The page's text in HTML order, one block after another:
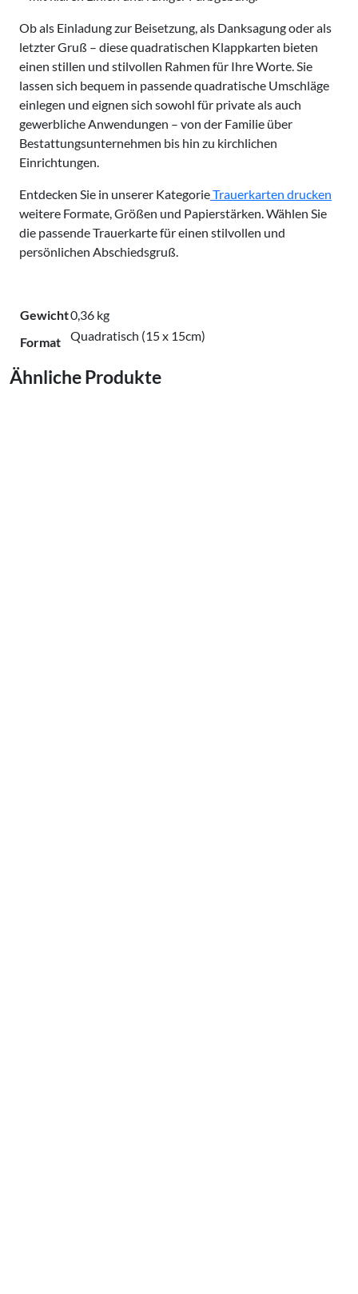
Ob als Einladung zur Beisetzung, als Danksagung oder als
letzter Gruß – diese quadratischen Klappkarten bieten
einen stillen und stilvollen Rahmen für Ihre Worte. Sie
lassen sich bequem in passende quadratische Umschläge
einlegen und eignen sich sowohl für private als auch
gewerbliche Anwendungen – von der Familie über
Bestattungsunternehmen bis hin zu kirchlichen
Einrichtungen.
Entdecken Sie in unserer KategorieTrauerkarten drucken
weitere Formate, Größen und Papierstärken. Wählen Sie
die passende Trauerkarte für einen stilvollen und
persönlichen Abschiedsgruß.
Gewicht0,36 kg
Format
Quadratisch (15 x 15cm)
Ähnliche Produkte